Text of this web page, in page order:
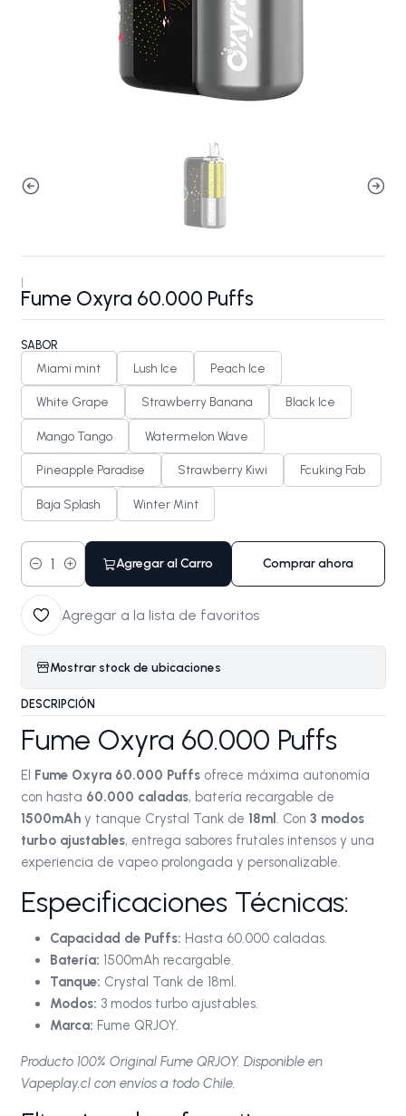
|
Fume Oxyra 60.000 Puffs
SABOR
Miami mint Lush Ice Peach Ice
White Grape Strawberry Banana Black Ice
Mango Tango Watermelon Wave
Pineapple Paradise Strawberry Kiwi Fcuking Fab
Baja Splash Winter Mint
Cantidad
Agregar al Carro Comprar ahora
Agregar a la lista de favoritos
Mostrar stock de ubicaciones
DESCRIPCIÓN
Fume Oxyra 60.000 Puffs
El Fume Oxyra 60.000 Puffsofrece máxima autonomía
con hasta 60.000 caladas, batería recargable de
1500mAhy tanque Crystal Tank de 18ml . Con 3 modos
turbo ajustables, entrega sabores frutales intensos y una
experiencia de vapeo prolongada y personalizable.
Especificaciones Técnicas:
Capacidad de Puffs: Hasta 60.000 caladas.
Batería: 1500mAh recargable.
Tanque: Crystal Tank de 18ml.
Modos: 3 modos turbo ajustables.
Marca: Fume QRJOY.
Producto 100% Original Fume QRJOY. Disponible en
Vapeplay.cl con envíos a todo Chile.